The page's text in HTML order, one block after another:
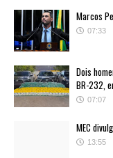
Marcos
07:33
Dois
BR-232,
07:07
MEC
13:55